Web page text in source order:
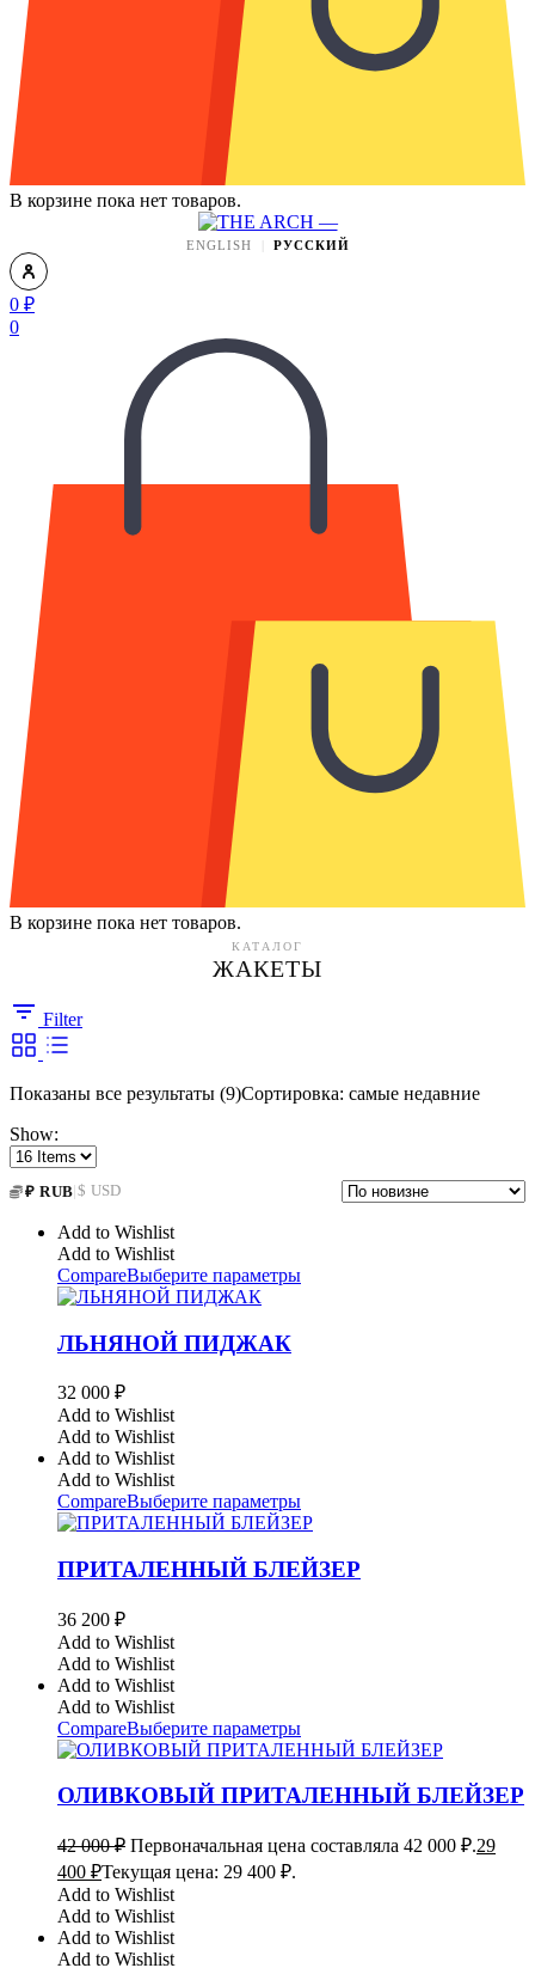
В корзине пока нет товаров.
ENGLISH РУССКИЙ
0 ₽
0
В корзине пока нет товаров.
КАТАЛОГ
ЖАКЕТЫ
Filter
Показаны все результаты (9)Сортировка: самые недавние
Show:
₽ RUB|$ USD
Add to Wishlist
Add to Wishlist
CompareВыберите параметры
ЛЬНЯНОЙ ПИДЖАК
32 000 ₽
Add to Wishlist
Add to Wishlist
Add to Wishlist
Add to Wishlist
CompareВыберите параметры
ПРИТАЛЕННЫЙ БЛЕЙЗЕР
36 200 ₽
Add to Wishlist
Add to Wishlist
Add to Wishlist
Add to Wishlist
CompareВыберите параметры
ОЛИВКОВЫЙ ПРИТАЛЕННЫЙ БЛЕЙЗЕР
42 000₽ Первоначальная цена составляла 42 000 ₽.29
400 ₽Текущая цена: 29 400 ₽.
Add to Wishlist
Add to Wishlist
Add to Wishlist
Add to Wishlist